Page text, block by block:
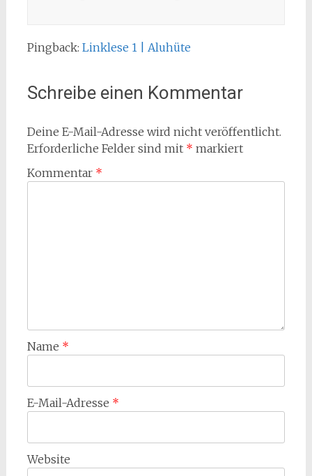
Pingback: Linklese 1 | Aluhüte
Schreibe einen Kommentar
Deine E-Mail-Adresse wird nicht veröffentlicht.
Erforderliche Felder sind mit * markiert
Kommentar *
Name *
E-Mail-Adresse *
Website